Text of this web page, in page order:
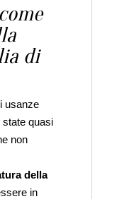
di
usanze
quasi
non
della
in